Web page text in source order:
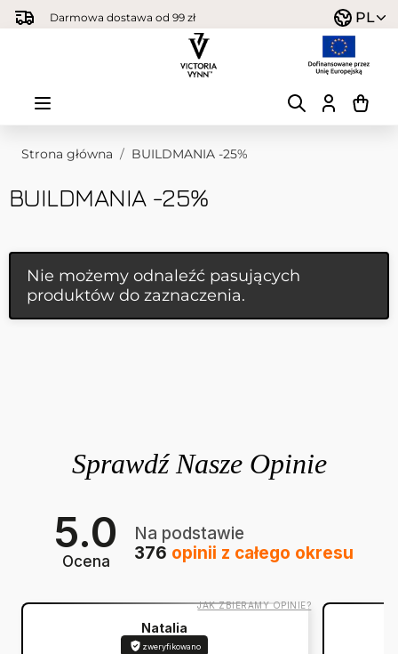
Przejdź do treści
Darmowa dostawa od 99 zł PL
Strona główna / BUILDMANIA -25%
BUILDMANIA -25%
Nie możemy odnaleźć pasujących
produktów do zaznaczenia.
5.0
Ocena
Na podstawie
376 opinii z całego okresu
JAK ZBIERAMY OPINIE?
Natalia
zweryfikowano